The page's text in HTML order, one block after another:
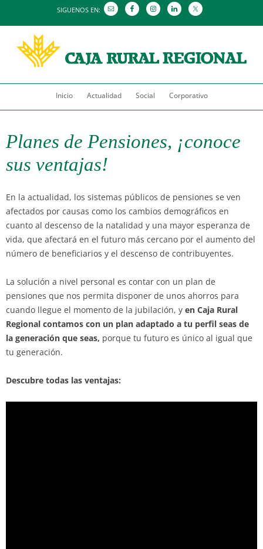
SIGUENOS EN:
Saltar
al
Inicio Actualidad Social Corporativo
Planes de Pensiones, ¡conoce
sus ventajas!
En la actualidad, los sistemas públicos de pensiones se ven
afectados por causas como los cambios demográficos en
cuanto al descenso de la natalidad y una mayor esperanza de
vida, que afectará en el futuro más cercano por el aumento del
número de beneficiarios y el descenso de contribuyentes.
La solución a nivel personal es contar con un plan de
pensiones que nos permita disponer de unos ahorros para
cuando llegue el momento de la jubilación, y en Caja Rural
Regional contamos con un plan adaptado a tu perfil seas de
la generación que seas, porque tu futuro es único al igual que
tu generación.
Descubre todas las ventajas: